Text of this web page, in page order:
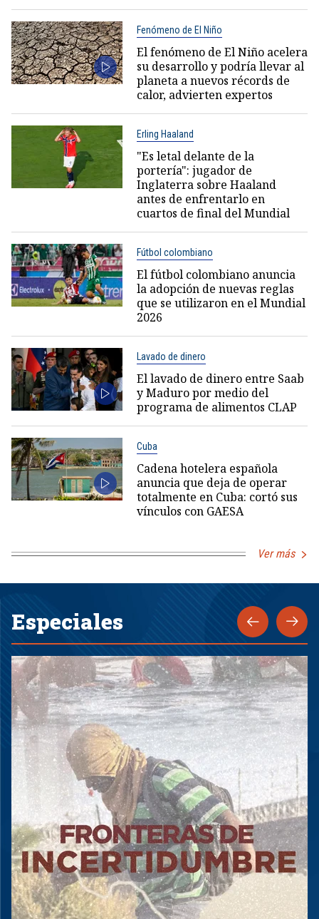
Fenómeno de El Niño
El fenómeno de El Niño acelera
su desarrollo y podría llevar al
planeta a nuevos récords de
calor, advierten expertos
Erling Haaland
"Es letal delante de la
portería": jugador de
Inglaterra sobre Haaland
antes de enfrentarlo en
cuartos de final del Mundial
Fútbol colombiano
El fútbol colombiano anuncia
la adopción de nuevas reglas
que se utilizaron en el Mundial
2026
Lavado de dinero
El lavado de dinero entre Saab
y Maduro por medio del
programa de alimentos CLAP
Cuba
Cadena hotelera española
anuncia que deja de operar
totalmente en Cuba: cortó sus
vínculos con GAESA
Ver más
Especiales